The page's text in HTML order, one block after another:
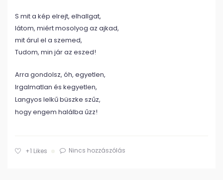
S mit a kép elrejt, elhallgat,
látom, miért mosolyog az ajkad,
mit árul el a szemed,
Tudom, min jár az eszed!
Arra gondolsz, óh, egyetlen,
Irgalmatlan és kegyetlen,
Langyos lelkű büszke szűz,
hogy engem halálba űzz!
+1 Likes Nincs hozzászólás